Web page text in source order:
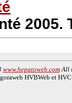
2005.
www.hepatoweb.comAll
HVBWeb et